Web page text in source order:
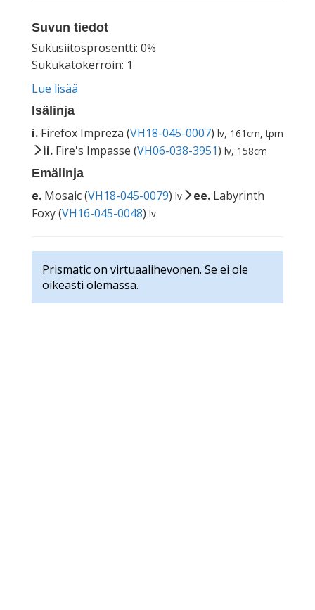
Suvun tiedot
Sukusiitosprosentti: 0%
Sukukatokerroin: 1
Lue lisää
Isälinja
i. Firefox Impreza (VH18-045-0007) lv, 161cm, tprn
ii. Fire's Impasse (VH06-038-3951) lv, 158cm
Emälinja
e. Mosaic (VH18-045-0079) lv ee. Labyrinth
Foxy (VH16-045-0048) lv
Prismatic on virtuaalihevonen. Se ei ole
oikeasti olemassa.